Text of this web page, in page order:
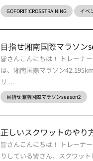
GOFORIT!CROSSTRAINING イベ
目指せ湘南国際マラソン
皆さんこんにちは！ トレーナ
は、湘南国際マラソン
リ ...
目指せ湘南国際マラソンseason2
正しいスクワットのやり
皆さんこんにちは！ トレーナ
りしている皆さん、スクワッ